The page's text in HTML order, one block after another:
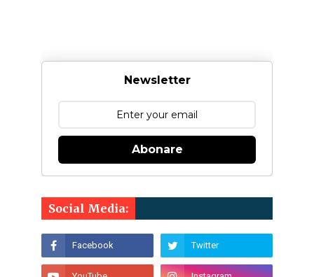
Newsletter
Abonare
Social Media: